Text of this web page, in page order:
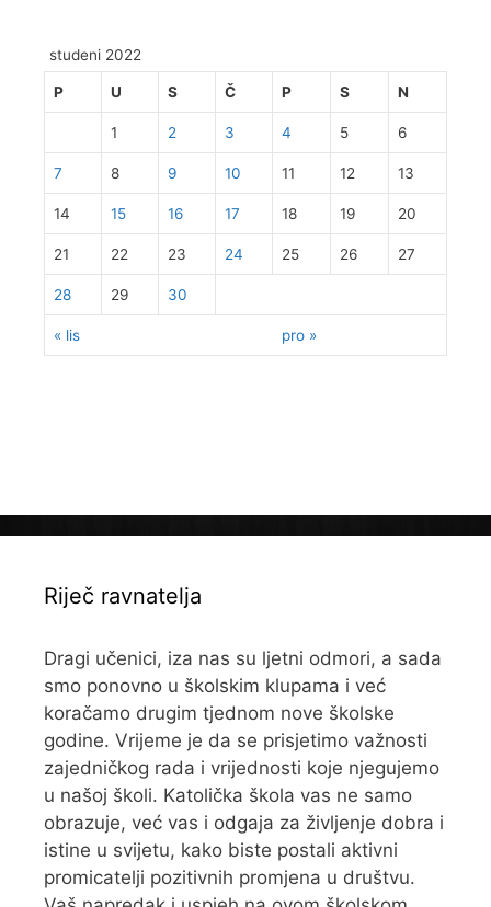
studeni 2022
P U S Č P S N
« lis pro »
1 2 3 4 5 6
7 8 9 10 11 12 13
14 15 16 17 18 19 20
21 22 23 24 25 26 27
28 29 30
Riječ ravnatelja
Dragi učenici, iza nas su ljetni odmori, a sada
smo ponovno u školskim klupama i već
koračamo drugim tjednom nove školske
godine. Vrijeme je da se prisjetimo važnosti
zajedničkog rada i vrijednosti koje njegujemo
u našoj školi. Katolička škola vas ne samo
obrazuje, već vas i odgaja za življenje dobra i
istine u svijetu, kako biste postali aktivni
promicatelji pozitivnih promjena u društvu.